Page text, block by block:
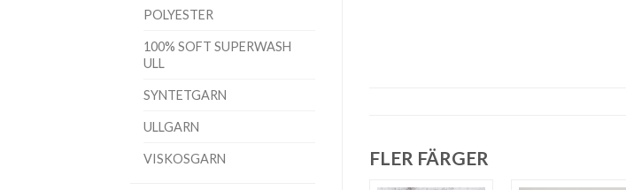
POLYESTER
100% SOFT SUPERWASH
ULL
SYNTETGARN
ULLGARN
VISKOSGARN FLER FÄRGER